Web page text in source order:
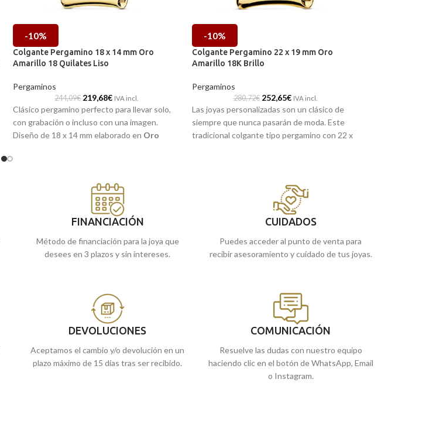
-10%
Colgante Pergamino 18 x 14 mm Oro
Amarillo 18 Quilates Liso
Pergaminos
244,09€ 219,68€ IVA incl.
Clásico pergamino perfecto para llevar solo,
con grabación o incluso con una imagen.
Diseño de 18 x 14 mm elaborado en Oro
llevarlo en tu día a día.
Encuéntrala en nuestras tiendas de
Málaga y Melilla, o si lo prefieres,
-10%
Colgante Pergamino 22 x 19 mm Oro
Amarillo 18K Brillo
Pergaminos
280,72€ 252,65€ IVA incl.
Las joyas personalizadas son un clásico de
siempre que nunca pasarán de moda. Este
tradicional colgante tipo pergamino con 22 x
llevar grabada una imagen o el mensaje que
Puedes encontrarla en nuestras tiendas
online y te la enviamos a casa.
FINANCIACIÓN
Método de financiación para la joya que
desees en 3 plazos y sin intereses.
CUIDADOS
Puedes acceder al punto de venta para
recibir asesoramiento y cuidado de tus joyas.
DEVOLUCIONES
Aceptamos el cambio y/o devolución en un
plazo máximo de 15 días tras ser recibido.
COMUNICACIÓN
Resuelve las dudas con nuestro equipo
haciendo clic en el botón de WhatsApp, Email
o Instagram.